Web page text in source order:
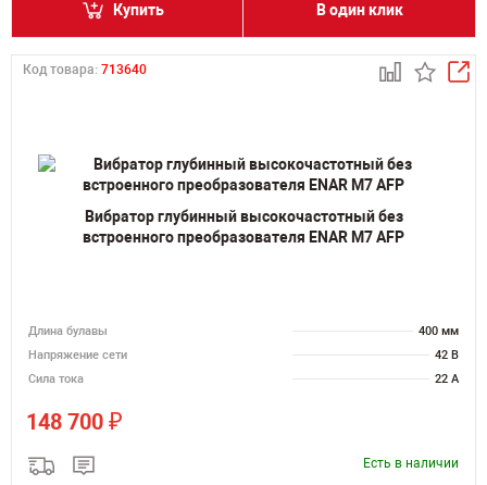
Купить В один клик
Код товара: 713640
Вибратор глубинный высокочастотный без
встроенного преобразователя ENAR M7 AFP
Длина булавы
400 мм
Напряжение сети
42 В
Сила тока
22 А
148 700 ₽
Есть в наличии